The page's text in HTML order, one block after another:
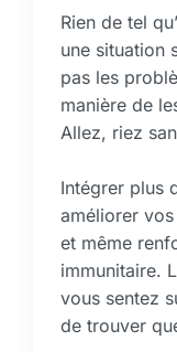
Rien de tel
une situation
pas les
manière de
Allez, riez
Intégrer plus
améliorer
et même
immunitaire.
vous sentez
de trouver